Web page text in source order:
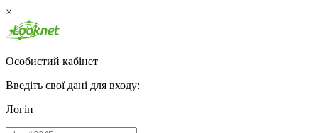
×
Особистий кабінет
Введіть свої дані для входу:
Логін